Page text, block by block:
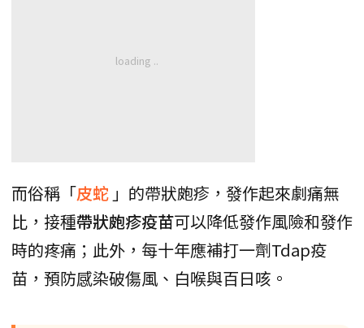
而俗稱「皮蛇 」的帶狀皰疹，發作起來劇痛無
比，接種帶狀皰疹疫苗可以降低發作風險和發作
時的疼痛；此外，每十年應補打一劑Tdap疫
苗，預防感染破傷風、白喉與百日咳。